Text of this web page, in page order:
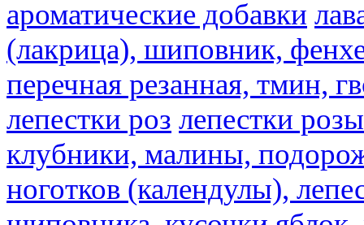
ароматические добавки
(лакрица), шиповник,
перечная резанная, тмин,
лепестки роз лепестки розы
клубники, малины,
ноготков (календулы),